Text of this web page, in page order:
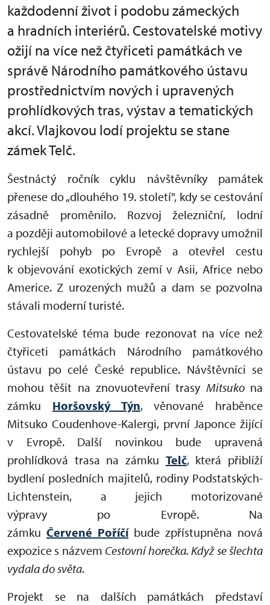
každodenní život i podobu zámeckých
a hradních interiérů. Cestovatelské motivy
ožijí na více než čtyřiceti památkách ve
správě Národního památkového ústavu
prostřednictvím nových i upravených
prohlídkových tras, výstav a tematických
akcí. Vlajkovou lodí projektu se stane
zámek Telč.
Šestnáctý ročník cyklu návštěvníky památek
přenese do „dlouhého 19. století", kdy se cestování
zásadně proměnilo. Rozvoj železniční, lodní
a později automobilové a letecké dopravy umožnil
rychlejší pohyb po Evropě a otevřel cestu
k objevování exotických zemí v Asii, Africe nebo
Americe. Z urozených mužů a dam se pozvolna
stávali moderní turisté.
Cestovatelské téma bude rezonovat na více než
čtyřiceti památkách Národního památkového
ústavu po celé České republice. Návštěvníci se
mohou těšit na znovuotevření trasy Mitsukona
zámku Horšovský Týn, věnované hraběnce
Mitsuko Coudenhove-Kalergi, první Japonce žijící
v Evropě. Další novinkou bude upravená
prohlídková trasa na zámku Telč, která přiblíží
bydlení posledních majitelů, rodiny Podstatských-
Lichtenstein, a jejich motorizované
výpravy po Evropě. Na
zámku Červené Poříčíbude zpřístupněna nová
expozice s názvem Cestovní horečka. Když se šlechta
vydala do světa.
Projekt se na dalších památkách představí